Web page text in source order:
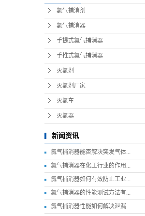
氯气捕消剂
氯气捕消器
手提式氯气捕消器
手推式氯气捕消器
灭氯剂
灭氯剂厂家
灭氯车
灭氯器
新闻资讯
氯气捕消器能否解决突发气体...
氯气捕消器在化工行业的作用...
氯气捕消器如何有效防止工业...
氯气捕消器的性能测试方法有...
氯气捕消器性能如何解决泄漏...